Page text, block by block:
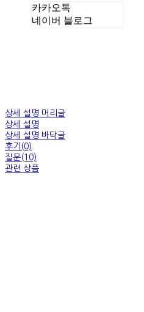
카카오톡
네이버 블로그
상세 설명 머리글
상세 설명
상세 설명 바닥글
후기(0)
질문(10)
관련 상품